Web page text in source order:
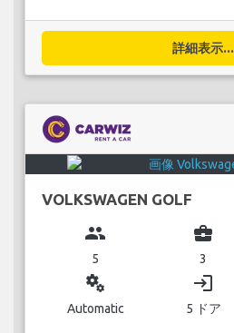
詳細表示...
VOLKSWAGEN GOLF
group
5
business_center
3
miscellaneous_services
Automatic
login
5 ドア